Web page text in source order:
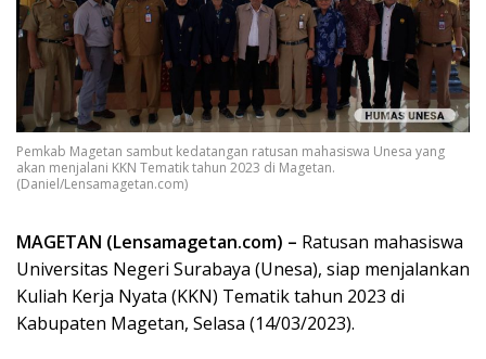
Pemkab Magetan sambut kedatangan ratusan mahasiswa Unesa yang
akan menjalani KKN Tematik tahun 2023 di Magetan.
(Daniel/Lensamagetan.com)
MAGETAN (Lensamagetan.com) – Ratusan mahasiswa
Universitas Negeri Surabaya (Unesa), siap menjalankan
Kuliah Kerja Nyata (KKN) Tematik tahun 2023 di
Kabupaten Magetan, Selasa (14/03/2023).